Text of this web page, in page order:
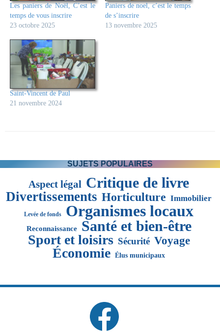
Les paniers de Noël, C’est le
temps de vous inscrire
23 octobre 2025
Paniers de noel, c’est le temps
de s’inscrire
13 novembre 2025
Saint-Vincent de Paul
21 novembre 2024
SUJETS POPULAIRES
Aspect légal Critique de livre
Divertissements Horticulture Immobilier
Levée de fonds Organismes locaux
Reconnaissance Santé et bien-être
Sport et loisirs Sécurité Voyage
Économie Élus municipaux